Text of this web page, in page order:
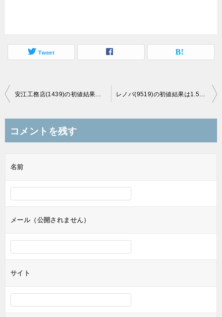
Tweet
投
ビ
ー
シ
ョ
ン
安江工務店(1439)の初値結果は50円高の1,300円、一時ストップ高の場面も！ レノバ(9519)の初値結果は1.5倍の1,125円、そしてストップ高へ！
コメントを残す
名前
メール（公開されません）
サイト